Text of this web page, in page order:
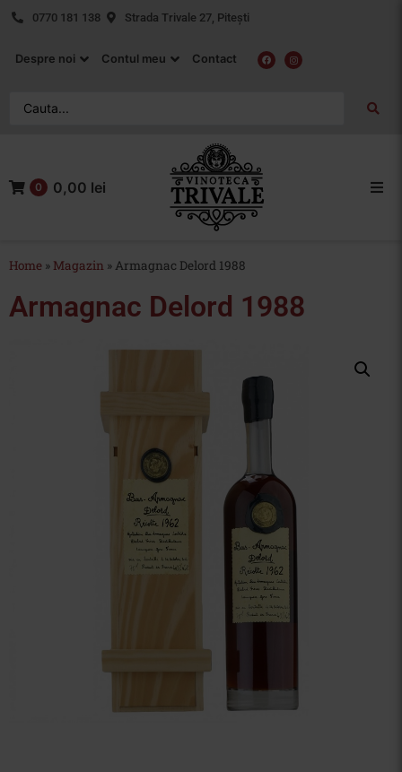
0770 181 138 Strada Trivale 27, Pitești
Despre noi Contul meu Contact
Vinuri Spumante
0 0,00 lei
Home » Magazin » Armagnac Delord 1988
Armagnac Delord 1988